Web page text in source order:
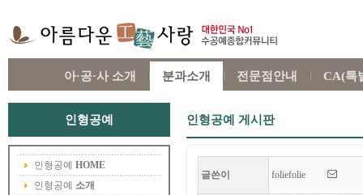
아·공·사 소개 분과소개 전문점안내 CA(특
인형공예
인형공예 HOME
인형공예 소개
인형공예 게시판
글쓴이 foliefolie